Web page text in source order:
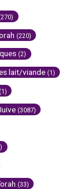
(220)
(2)
lait/viande (1)
(1)
(3087)
(33)